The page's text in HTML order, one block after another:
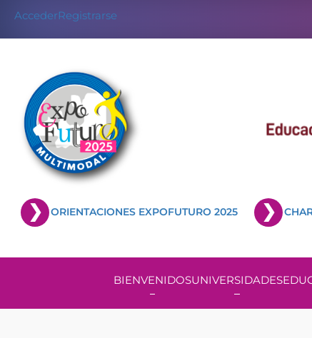
AccederRegistrarse
ORIENTACIONES EXPOFUTURO 2025
BIENVENIDOSUNIVERSIDADES